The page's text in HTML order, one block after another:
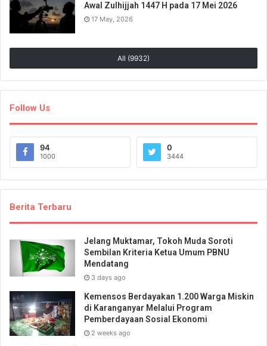
Awal Zulhijjah 1447 H pada 17 Mei 2026
17 May, 2026
All (9932)
Follow Us
94
1000
0
3444
Berita Terbaru
Jelang Muktamar, Tokoh Muda Soroti
Sembilan Kriteria Ketua Umum PBNU
Mendatang
3 days ago
Kemensos Berdayakan 1.200 Warga Miskin
di Karanganyar Melalui Program
Pemberdayaan Sosial Ekonomi
2 weeks ago